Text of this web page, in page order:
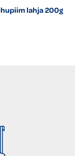
lahja 200g